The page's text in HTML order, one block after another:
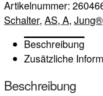
AL
R
Menge
Artikelnummer:
Schalter, AS, A, Jung®
Beschreibung
Zusätzliche
Beschreibung